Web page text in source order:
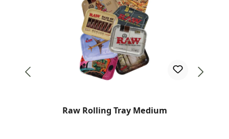
Raw Rolling Tray Medium